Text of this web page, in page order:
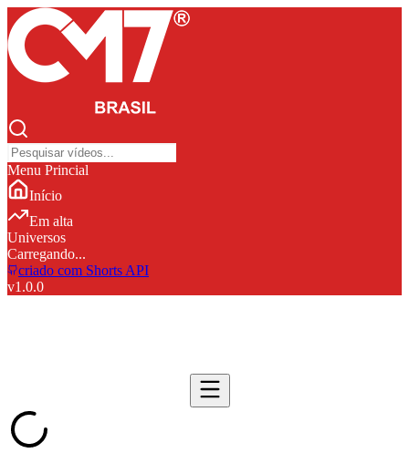
Menu Princial
Início
Em alta
Universos
Carregando...
criado com Shorts API
v1.0.0